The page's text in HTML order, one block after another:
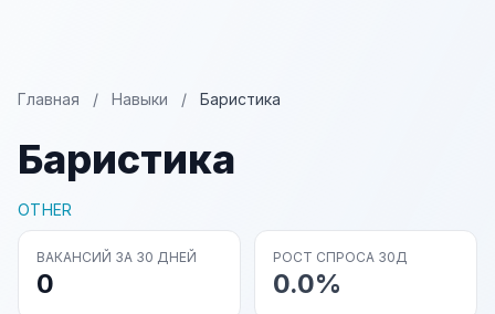
Главная / Навыки / Баристика
Баристика
OTHER
ВАКАНСИЙ ЗА 30 ДНЕЙ
0
РОСТ СПРОСА 30Д
0.0%